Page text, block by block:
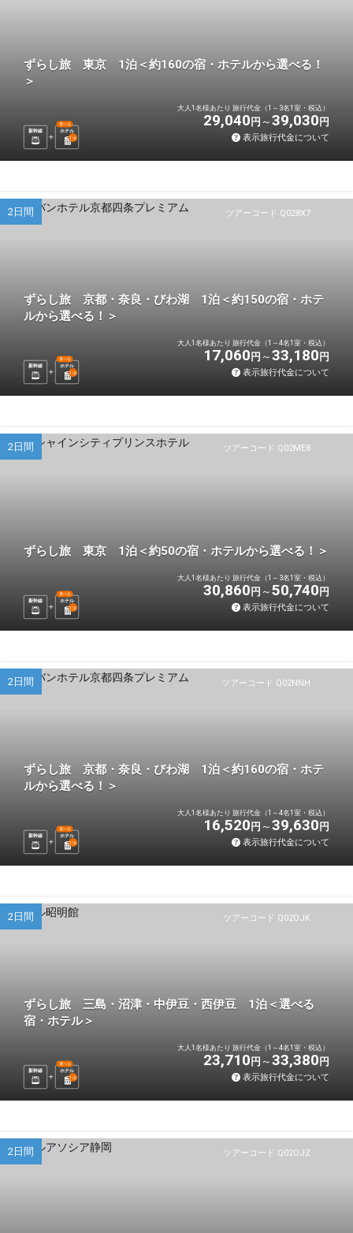
ずらし旅 東京 1泊＜約160の宿・ホテルから選べる！
＞
新幹線 ホテル
選べる
1 泊
大人1名様あたり 旅行代金（1～3名1室・税込）
29,040 円 39,030 円
表示旅行代金について
ツアーコード Q028X7
2日間
ずらし旅 京都・奈良・びわ湖 1泊＜約150の宿・ホテ
ルから選べる！＞
新幹線 ホテル
選べる
1 泊
大人1名様あたり 旅行代金（1～4名1室・税込）
17,060 円 33,180 円
表示旅行代金について
ツアーコード Q02ME8
2日間
ずらし旅 東京 1泊＜約50の宿・ホテルから選べる！＞
新幹線 ホテル
選べる
1 泊
大人1名様あたり 旅行代金（1～3名1室・税込）
30,860 円 50,740 円
表示旅行代金について
ツアーコード Q02NNH
2日間
ずらし旅 京都・奈良・びわ湖 1泊＜約160の宿・ホテ
ルから選べる！＞
新幹線 ホテル
選べる
1 泊
大人1名様あたり 旅行代金（1～4名1室・税込）
16,520 円 39,630 円
表示旅行代金について
ツアーコード Q02OJK
2日間
ずらし旅 三島・沼津・中伊豆・西伊豆 1泊＜選べる
宿・ホテル＞
新幹線 ホテル
選べる
1 泊
大人1名様あたり 旅行代金（1～4名1室・税込）
23,710 円 33,380 円
表示旅行代金について
ツアーコード Q02OJZ
2日間